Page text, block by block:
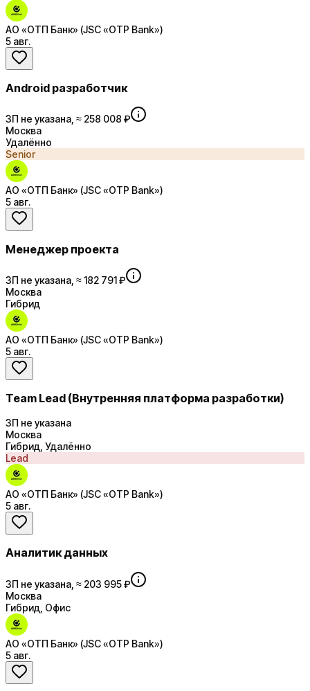
АО «ОТП Банк» (JSC «OTP Bank»)
5 авг.
Android разработчик
ЗП не указана, ≈ 258 008 ₽
Москва
Удалённо
Senior
АО «ОТП Банк» (JSC «OTP Bank»)
5 авг.
Менеджер проекта
ЗП не указана, ≈ 182 791 ₽
Москва
Гибрид
АО «ОТП Банк» (JSC «OTP Bank»)
5 авг.
Team Lead (Внутренняя платформа разработки)
ЗП не указана
Москва
Гибрид, Удалённо
Lead
АО «ОТП Банк» (JSC «OTP Bank»)
5 авг.
Аналитик данных
ЗП не указана, ≈ 203 995 ₽
Москва
Гибрид, Офис
АО «ОТП Банк» (JSC «OTP Bank»)
5 авг.